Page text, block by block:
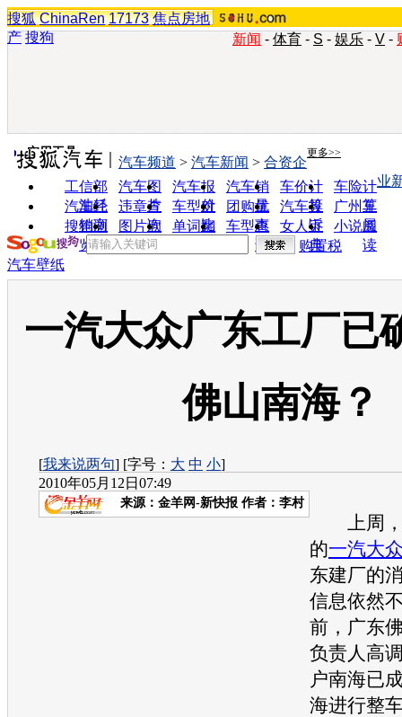
搜狐 ChinaRen 17173 焦点房地
产 搜狗 新闻 - 体育 - S - 娱乐 - V -
实用工具 更多>>
工信部
油耗
汽车图
片
汽车报
价
汽车销
量
车价计
算
车险计
算
汽车经
销商
违章查
询
车型对
比
团购优
惠
汽车投
诉
广州车
展
搜狗浏
览器
图片欣
赏
单词翻
车型查
询
女人宝
典
小说阅
读
汽车频道 > 汽车新闻 > 合资企
业
购置税
汽车壁纸
一汽大众广东工厂已
佛山南海？
[我来说两句] [字号： 大 中 小]
2010年05月12日07:49
来源： 金羊网-新快报 作者：李村
上周，
的一汽大
东建厂的
信息依然
前，广东
负责人高
户南海已
海进行整